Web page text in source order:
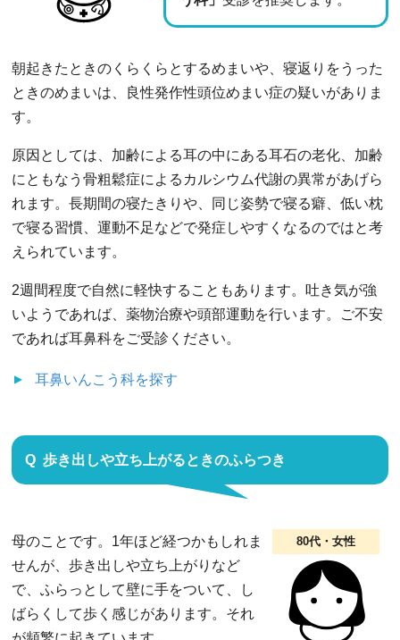
朝起きたときのくらくらとするめまいや、寝返りをうった
ときのめまいは、良性発作性頭位めまい症の疑いがありま
す。
原因としては、加齢による耳の中にある耳石の老化、加齢
にともなう骨粗鬆症によるカルシウム代謝の異常があげら
れます。長期間の寝たきりや、同じ姿勢で寝る癖、低い枕
で寝る習慣、運動不足などで発症しやすくなるのではと考
えられています。
2週間程度で自然に軽快することもあります。吐き気が強
いようであれば、薬物治療や頭部運動を行います。ご不安
であれば耳鼻科をご受診ください。
耳鼻いんこう科を探す
歩き出しや立ち上がるときのふらつき
80代・女性
母のことです。1年ほど経つかもしれま
せんが、歩き出しや立ち上がりなど
で、ふらっとして壁に手をついて、し
ばらくして歩く感じがあります。それ